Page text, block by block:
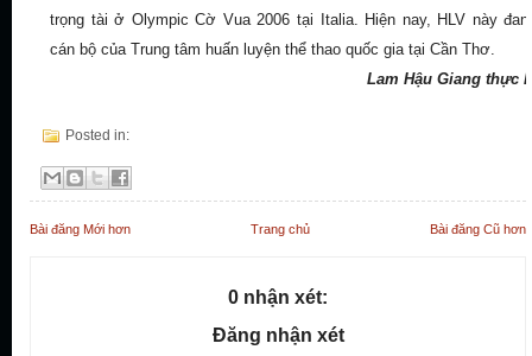
trọng tài ở Olympic Cờ Vua 2006 tại Italia. Hiện nay, HLV này
cán bộ của Trung tâm huấn luyện thể thao quốc gia tại Cần Thơ.
Lam Hậu Giang thực
Posted in:
Bài đăng Mới hơn Bài đăng Cũ hơn
Trang chủ
0 nhận xét:
Đăng nhận xét